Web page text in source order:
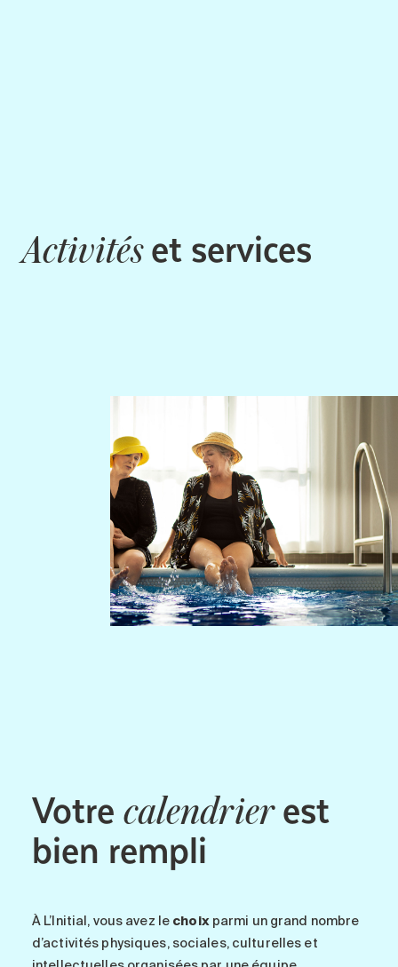
Activitéset services
Votre calendrierest
bien rempli
À L’Initial , vous avez le choixparmi un grand nombre
d’activités physiques, sociales, culturelles et